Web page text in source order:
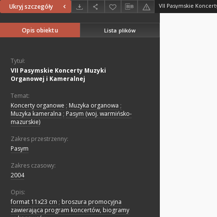
Ukryj szczegóły
Opis obiektu Lista plików
Tytuł:
VII Pasymskie Koncerty Muzyki
Organowej i Kameralnej
Temat:
Koncerty organowe ; Muzyka organowa ;
Muzyka kameralna ; Pasym (woj. warmińsko-
mazurskie)
Zakres przestrzenny:
Pasym
Zakres czasowy:
2004
Opis:
format 11x23 cm ; broszura promocyjna
zawierająca program koncertów, biogramy